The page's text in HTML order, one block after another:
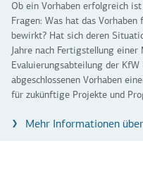
Ob ein Vorhaben erfolgreich
Fragen: Was hat das
bewirkt? Hat sich deren
Jahre nach Fertigstellung
Evaluierungsabteilung der
abgeschlossenen Vorhaben
für zukünftige Projekte und
Mehr Informationen